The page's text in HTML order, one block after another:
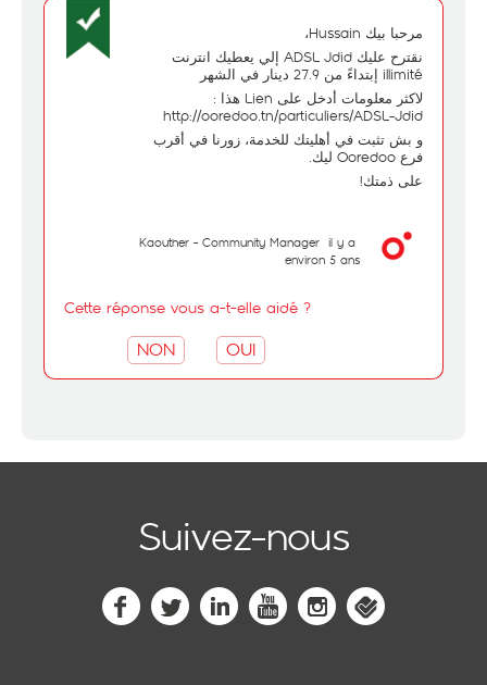
مرحبا بيك Hussain،
نقترح عليك ADSL Jdid إلي يعطيك انترنت
illimité إبتداءً من 27.9 دينار في الشهر
لاكثر معلومات أدخل على Lien هذا :
http://ooredoo.tn/particuliers/ADSL-Jdid
و بش تثبت في أهليتك للخدمة، زورنا في أقرب
فرع Ooredoo ليك.
على ذمتك!
Kaouther - Community Manager il y a
environ 5 ans
Cette réponse vous a-t-elle aidé ?
NON OUI
Suivez-nous